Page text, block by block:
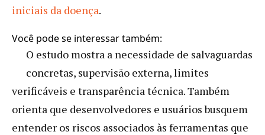
iniciais da doença.
Você pode se interessar também:
O estudo mostra a necessidade de salvaguardas
concretas, supervisão externa, limites
verificáveis e transparência técnica. Também
orienta que desenvolvedores e usuários busquem
entender os riscos associados às ferramentas que